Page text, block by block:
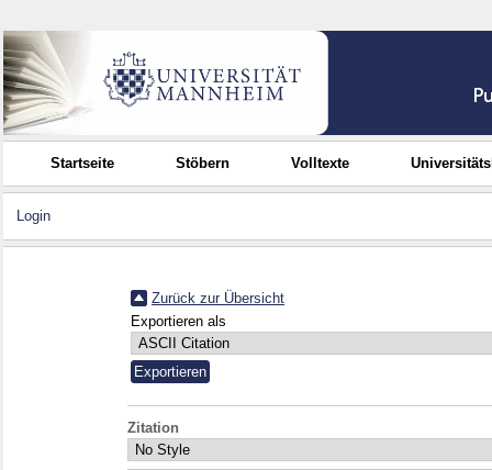
Startseite Stöbern Volltexte
Login
Zurück zur Übersicht
Exportieren als
Zitation